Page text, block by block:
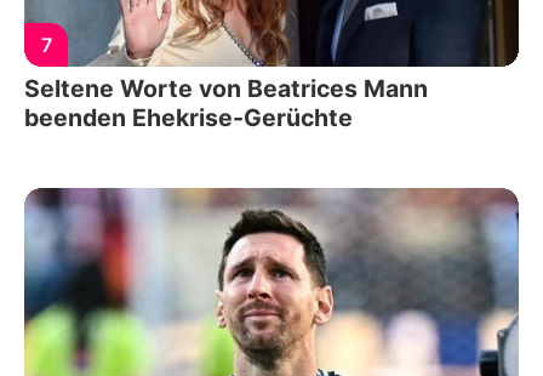
7
Seltene Worte von Beatrices Mann
beenden Ehekrise-Gerüchte